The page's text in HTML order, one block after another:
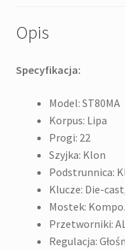
Opis
Specyfikacja:
Model: ST80MA
Korpus: Lipa
Progi: 22
Szyjka: Klon
Podstrunnica:
Klucze: Die-
Mostek:
Przetworniki:
Regulacja: